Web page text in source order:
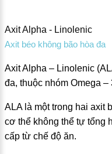
Axit Alpha - Linolenic
Axit béo không bão hòa đa
Axit Alpha – Linolenic
đa, thuộc nhóm Omega –
ALA là một trong hai axit
cơ thể không thể tự tổng
cấp từ chế độ ăn.